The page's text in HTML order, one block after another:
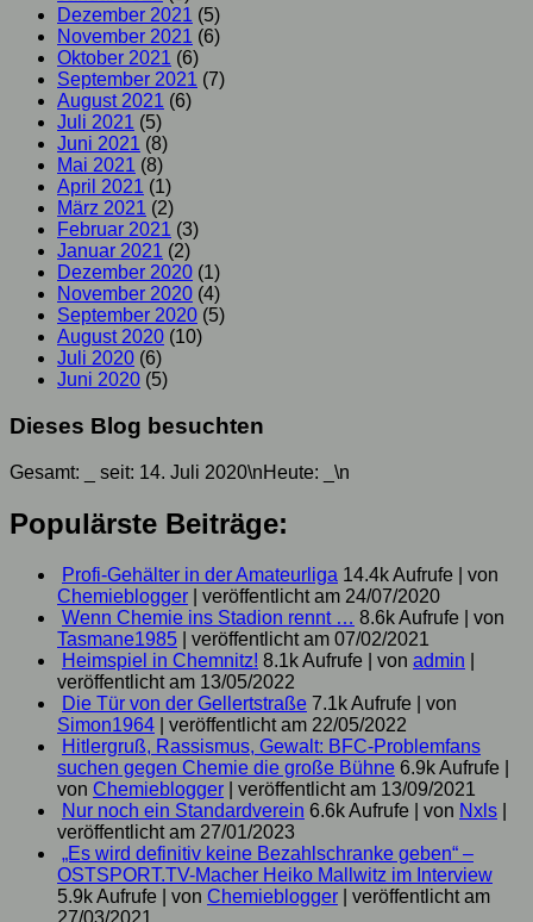
Dezember 2021 (5)
November 2021 (6)
Oktober 2021 (6)
September 2021 (7)
August 2021 (6)
Juli 2021 (5)
Juni 2021 (8)
Mai 2021 (8)
April 2021 (1)
März 2021 (2)
Februar 2021 (3)
Januar 2021 (2)
Dezember 2020 (1)
November 2020 (4)
September 2020 (5)
August 2020 (10)
Juli 2020 (6)
Juni 2020 (5)
Dieses Blog besuchten
Gesamt: seit: 14. Juli 2020\nHeute: \n
Populärste Beiträge:
Profi-Gehälter in der Amateurliga 14.4k Aufrufe
von
Chemieblogger
veröffentlicht am 24/07/2020
Wenn Chemie ins Stadion rennt … 8.6k Aufrufe
von
Tasmane1985
veröffentlicht am 07/02/2021
Heimspiel in Chemnitz! 8.1k Aufrufe von admin
veröffentlicht am 13/05/2022
Die Tür von der Gellertstraße 7.1k Aufrufe
von
Simon1964
veröffentlicht am 22/05/2022
Hitlergruß, Rassismus, Gewalt: BFC-Problemfans
suchen gegen Chemie die große Bühne 6.9k Aufrufe
von Chemieblogger
veröffentlicht am 13/09/2021
Nur noch ein Standardverein 6.6k Aufrufe von Nxls
veröffentlicht am 27/01/2023
„Es wird definitiv keine Bezahlschranke geben“ –
OSTSPORT.TV-Macher Heiko Mallwitz im Interview
5.9k Aufrufe
von Chemieblogger
veröffentlicht am
27/03/2021